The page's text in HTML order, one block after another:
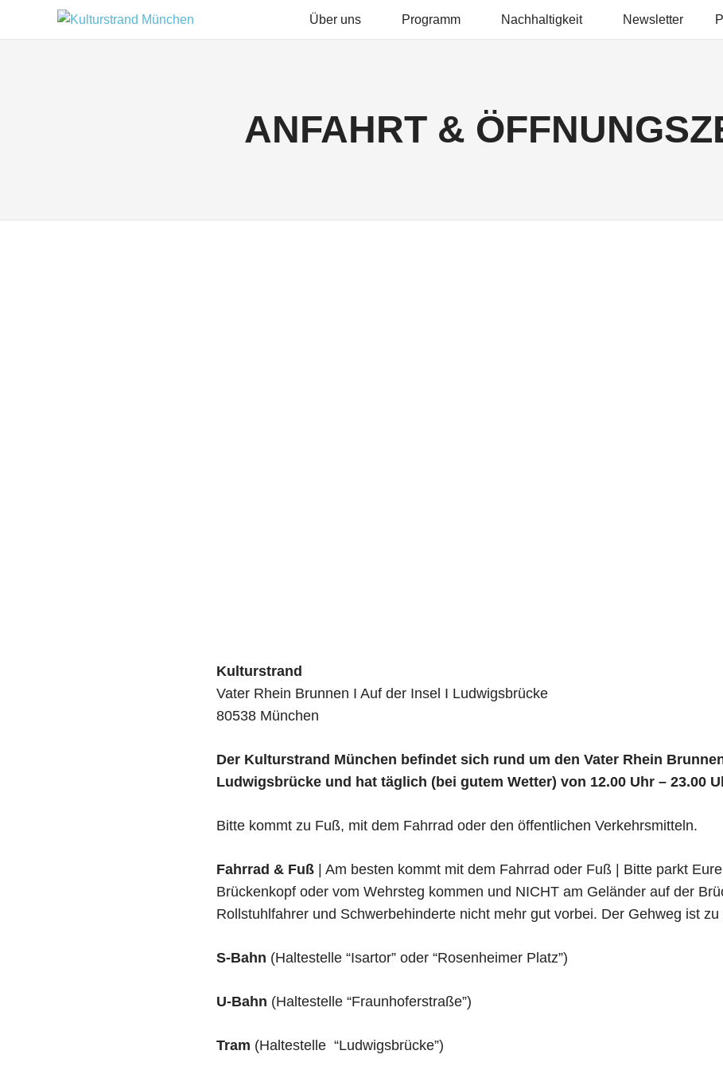
KULTURSTRAND
Über uns Programm Nachhaltigkeit Newsletter
ANFAHRT &
Kulturstrand
Vater Rhein Brunnen I Auf der Insel I Ludwigsbrücke
80538 München
Der Kulturstrand München befindet sich rund um den Vater Rhein
Ludwigsbrücke und hat täglich (bei gutem Wetter) von 12.00 Uhr – 23.00
Bitte kommt zu Fuß, mit dem Fahrrad oder den öffentlichen Verkehrsmitteln.
Fahrrad & Fuß
| Am besten kommt mit dem Fahrrad oder Fuß | Bitte parkt
Brückenkopf oder vom Wehrsteg kommen und NICHT am Geländer auf der
Rollstuhlfahrer und Schwerbehinderte nicht mehr gut vorbei. Der Gehweg ist zu
S-Bahn (Haltestelle “Isartor” oder “Rosenheimer Platz”)
U-Bahn (Haltestelle “Fraunhoferstraße”)
Tram (Haltestelle “Ludwigsbrücke”)